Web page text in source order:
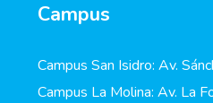
Campus
Campus San Isidro: Av.
Campus La Molina: Av. La